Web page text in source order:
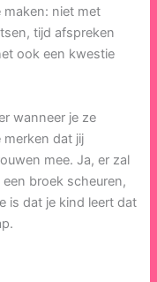
maken: niet met
tijd afspreken
ook een kwestie
wanneer je ze
dat jij
mee. Ja, er zal
broek scheuren,
is dat je kind leert dat